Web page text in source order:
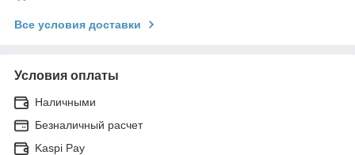
Все условия доставки
Условия оплаты
Наличными
Безналичный расчет
Kaspi Pay